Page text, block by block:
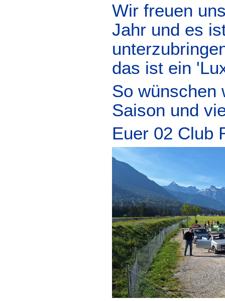
Wir freuen
Jahr und es
das ist ein
So wünschen
Saison und
Euer 02 Club